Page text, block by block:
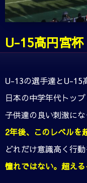
U-15高円宮杯
U-13の選手達とU-15
日本の中学年代トッ
子供達の良い刺激にな
2年後、このレベルを
どれだけ意識高く行動
憧れではない。超える